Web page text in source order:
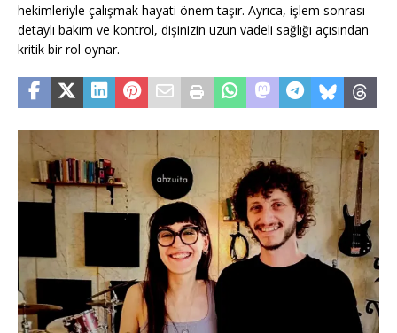
hekimleriyle çalışmak hayati önem taşır. Ayrıca, işlem sonrası
detaylı bakım ve kontrol, dişinizin uzun vadeli sağlığı açısından
kritik bir rol oynar.